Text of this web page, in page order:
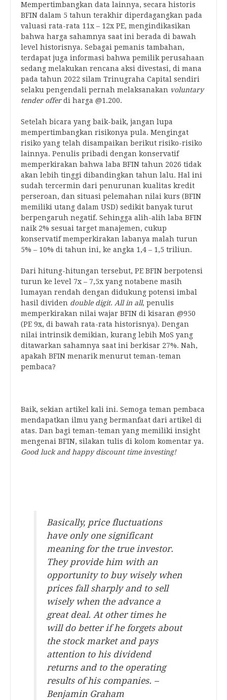
Mempertimbangkan data lainnya, secara historis
BFIN dalam 5 tahun terakhir diperdagangkan pada
valuasi rata-rata 11x – 12x PE, mengindikasikan
bahwa harga sahamnya saat ini berada di bawah
level historisnya. Sebagai pemanis tambahan,
terdapat juga informasi bahwa pemilik perusahaan
sedang melakukan rencana aksi divestasi, di mana
pada tahun 2022 silam Trinugraha Capital sendiri
selaku pengendali pernah melaksanakan voluntary
tender offerdi harga @1.200.
Setelah bicara yang baik-baik, jangan lupa
mempertimbangkan risikonya pula. Mengingat
risiko yang telah disampaikan berikut risiko-risiko
lainnya. Penulis pribadi dengan konservatif
memperkirakan bahwa laba BFIN tahun 2026 tidak
akan lebih tinggi dibandingkan tahun lalu. Hal ini
sudah tercermin dari penurunan kualitas kredit
perseroan, dan situasi pelemahan nilai kurs (BFIN
memiliki utang dalam USD) sedikit banyak turut
berpengaruh negatif. Sehingga alih-alih laba BFIN
naik 2% sesuai target manajemen, cukup
konservatif memperkirakan labanya malah turun
5% – 10% di tahun ini, ke angka 1,4 – 1,5 triliun.
Dari hitung-hitungan tersebut, PE BFIN berpotensi
turun ke level 7x – 7,5x yang notabene masih
lumayan rendah dengan didukung potensi imbal
hasil dividen double digit. All in all, penulis
memperkirakan nilai wajar BFIN di kisaran @950
(PE 9x, di bawah rata-rata historisnya). Dengan
nilai intrinsik demikian, kurang lebih MoS yang
ditawarkan sahamnya saat ini berkisar 27%. Nah,
apakah BFIN menarik menurut teman-teman
pembaca?
Baik, sekian artikel kali ini. Semoga teman pembaca
mendapatkan ilmu yang bermanfaat dari artikel di
atas. Dan bagi teman-teman yang memiliki insight
mengenai BFIN, silakan tulis di kolom komentar ya.
Good luck and happy discount time investing!
Basically, price fluctuations
have only one significant
meaning for the true investor.
They provide him with an
opportunity to buy wisely when
prices fall sharply and to sell
wisely when the advance a
great deal. At other times he
will do better if he forgets about
the stock market and pays
attention to his dividend
returns and to the operating
results of his companies. –
Benjamin Graham